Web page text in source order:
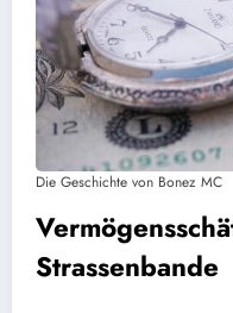
Die Geschichte von Bonez MC
Strassenbande